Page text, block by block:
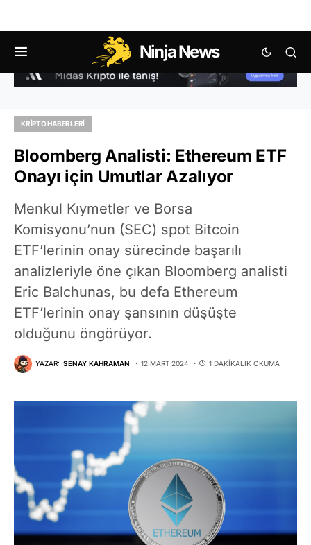
Ninja News
KRIPTO HABERLERI
Bloomberg Analisti: Ethereum ETF
Onayı için Umutlar Azalıyor
Menkul Kıymetler ve Borsa
Komisyonu’nun (SEC) spot Bitcoin
ETF’lerinin onay sürecinde başarılı
analizleriyle öne çıkan Bloomberg analisti
Eric Balchunas, bu defa Ethereum
ETF’lerinin onay şansının düşüşte
olduğunu öngörüyor.
YAZAR: SENAY KAHRAMAN 12 MART 2024 1 DAKIKALIK OKUMA